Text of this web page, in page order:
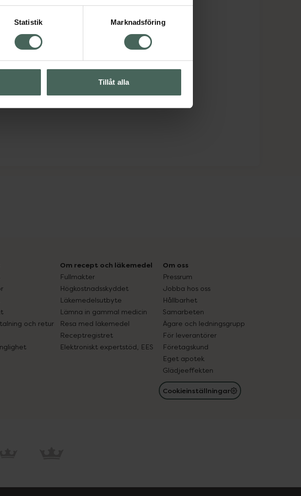
Statistik Marknadsföring
Tillåt alla
och retur
Om recept och läkemedel
Fullmakter
Högkostnadsskyddet
Läkemedelsutbyte
Lämna in gammal medicin
Resa med läkemedel
Receptregistret
Elektroniskt expertstöd, EES
Om oss
Pressrum
Jobba hos oss
Hållbarhet
Samarbeten
Ägare och ledningsgrupp
För leverantörer
Företagskund
Eget apotek
Glädjeeffekten
Cookieinställningar